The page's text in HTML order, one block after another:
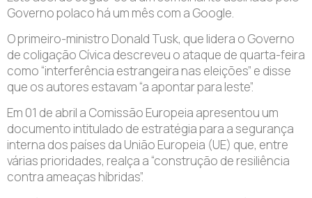
Governo polaco há um mês com a Google.
O primeiro-ministro Donald Tusk, que lidera o Governo
de coligação Cívica descreveu o ataque de quarta-feira
como “interferência estrangeira nas eleições” e disse
que os autores estavam “a apontar para leste”.
Em 01 de abril a Comissão Europeia apresentou um
documento intitulado de estratégia para a segurança
interna dos países da União Europeia (UE) que, entre
várias prioridades, realça a “construção de resiliência
contra ameaças híbridas”.